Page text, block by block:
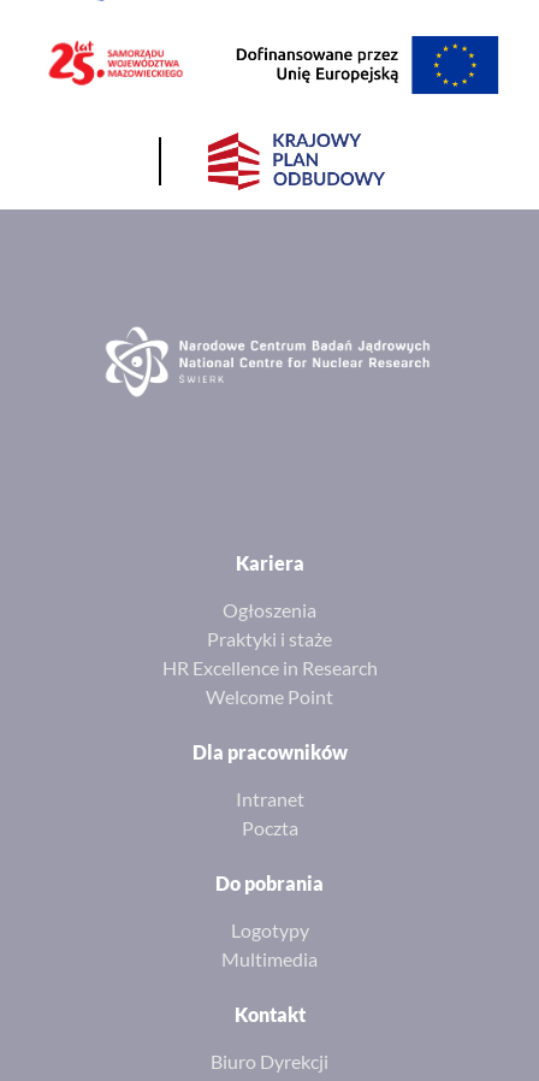
Kariera
Ogłoszenia
Praktyki i staże
HR Excellence in Research
Welcome Point
Dla pracowników
Intranet
Poczta
Do pobrania
Logotypy
Multimedia
Kontakt
Biuro Dyrekcji